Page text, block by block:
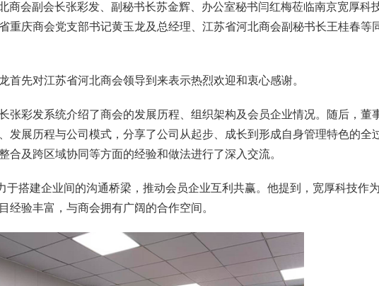
会副会长张彩发、副秘书长苏金辉、办公室秘书闫红梅莅临南京宽厚科
重庆商会党支部书记黄玉龙及总经理、江苏省河北商会副秘书长王桂春等
先对江苏省河北商会领导到来表示热烈欢迎和衷心感谢。
彩发系统介绍了商会的发展历程、组织架构及会员企业情况。随后，董
发展历程与公司模式，分享了公司从起步、成长到形成自身管理特色的全
合及跨区域协同等方面的经验和做法进行了深入交流。
搭建企业间的沟通桥梁，推动会员企业互利共赢。他提到，宽厚科技作
经验丰富，与商会拥有广阔的合作空间。